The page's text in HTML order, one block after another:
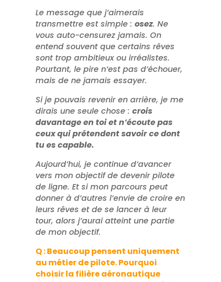
Le message que j’aimerais
transmettre est simple : osez. Ne
vous auto-censurez jamais. On
entend souvent que certains rêves
sont trop ambitieux ou irréalistes.
Pourtant, le pire n’est pas d’échouer,
mais de ne jamais essayer.
Si je pouvais revenir en arrière, je me
dirais une seule chose : crois
davantage en toi et n’écoute pas
ceux qui prétendent savoir ce dont
tu es capable.
Aujourd’hui, je continue d’avancer
vers mon objectif de devenir pilote
de ligne. Et si mon parcours peut
donner à d’autres l’envie de croire en
leurs rêves et de se lancer à leur
tour, alors j’aurai atteint une partie
de mon objectif.
Q :Beaucoup pensent uniquement
au métier de pilote. Pourquoi
choisir la filière aéronautique